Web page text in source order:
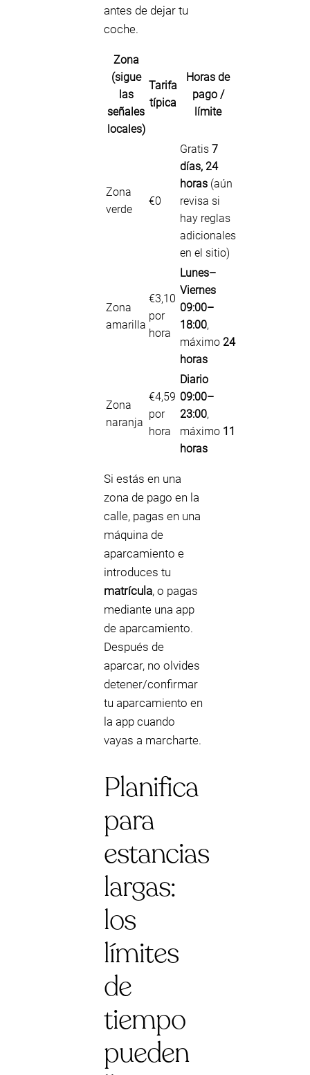
antes de dejar tu
coche.
Zona
(sigue
las
señales
locales)
Tarifa
típica
Horas de
pago /
límite
Zona
verde
€0
Gratis 7
días, 24
horas (aún
revisa si
hay reglas
adicionales
en el sitio)
Zona
amarilla
€3,10
por
hora
Lunes–
Viernes
09:00–
18:00,
máximo 24
horas
Zona
naranja
€4,59
por
hora
Diario
09:00–
23:00,
máximo 11
horas
Si estás en una
zona de pago en la
calle, pagas en una
máquina de
aparcamiento e
introduces tu
matrícula, o pagas
mediante una app
de aparcamiento.
Después de
aparcar, no olvides
detener/confirmar
tu aparcamiento en
la app cuando
vayas a marcharte.
Planifica
para
estancias
largas:
los
límites
de
tiempo
pueden